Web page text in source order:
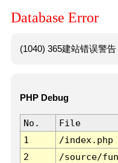
Database Error
(1040) 365建站错误警
PHP Debug
No. File
1
/index.php
2
/source/